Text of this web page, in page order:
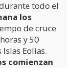
todo el
los
de cruce
y 50
Eolias.
comienzan